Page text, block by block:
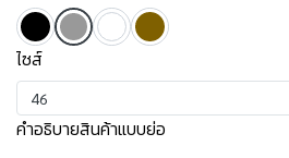
ไซส์
46
คำอธิบายสินค้าแบบย่อ